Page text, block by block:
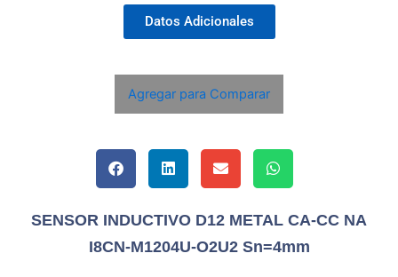
Datos Adicionales
Agregar para Comparar
SENSOR INDUCTIVO D12 METAL CA-CC NA
I8CN-M1204U-O2U2 Sn=4mm